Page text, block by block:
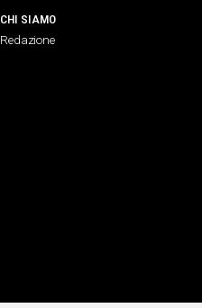
CHI SIAMO
Redazione